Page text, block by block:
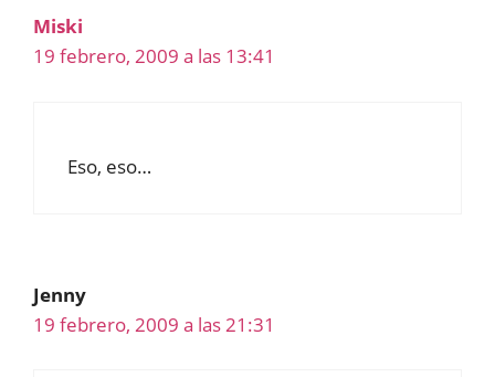
Miski
19 febrero, 2009 a las 13:41
Eso, eso…
Jenny
19 febrero, 2009 a las 21:31